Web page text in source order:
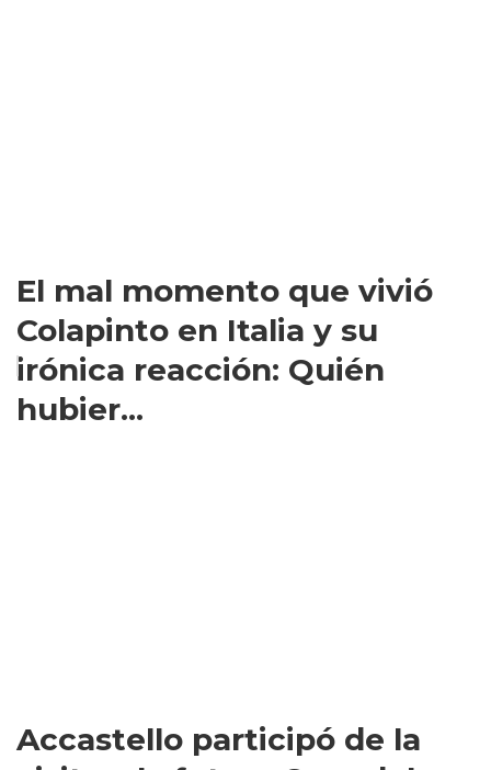
El mal momento que vivió
Colapinto en Italia y su
irónica reacción: Quién
hubier...
Accastello participó de la